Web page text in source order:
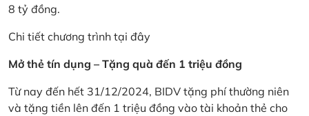
8 tỷ đồng.
Chi tiết chương trình tại đây
Mở thẻ tín dụng – Tặng quà đến 1 triệu đồng
Từ nay đến hết 31/12/2024, BIDV tặng phí thường niên
và tặng tiền lên đến 1 triệu đồng vào tài khoản thẻ cho